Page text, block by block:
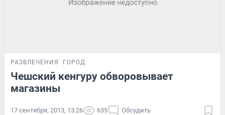
РАЗВЛЕЧЕНИЯ ГОРОД
Чешский кенгуру обворовывает
магазины
17 сентября, 2013, 13:26 635 Обсудить